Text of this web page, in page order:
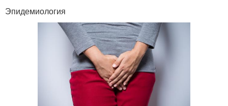
Эпидемиология